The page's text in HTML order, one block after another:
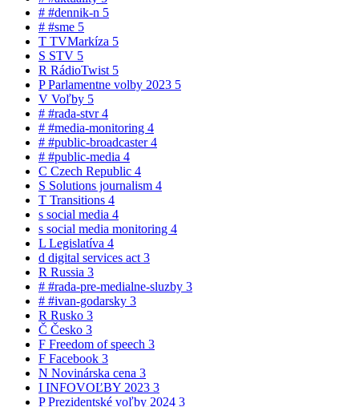
# #dennik-n 5
# #sme 5
T TVMarkíza 5
S STV 5
R RádioTwist 5
PParlamentne volby 2023 5
V Voľby 5
# #rada-stvr4
# #media-monitoring 4
# #public-broadcaster4
# #public-media 4
C Czech Republic 4
S Solutions journalism 4
T Transitions 4
s social media 4
s social media monitoring 4
L Legislatíva 4
d digital services act 3
R Russia 3
# #rada-pre-medialne-sluzby 3
# #ivan-godarsky 3
R Rusko 3
Č Česko 3
F Freedom of speech 3
F Facebook 3
N Novinárska cena 3
I INFOVOĽBY 2023 3
PPrezidentské voľby 2024 3